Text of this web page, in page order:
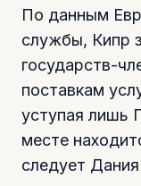
По данным
службы, Кипр
государств-
поставкам
уступая лишь
месте
следует